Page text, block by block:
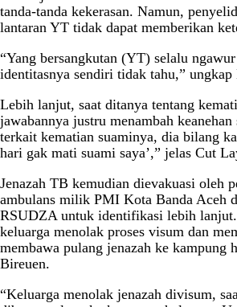
tanda-tanda kekerasan. Namun,
lantaran YT tidak dapat memberikan
“Yang bersangkutan (YT) selalu
identitasnya sendiri tidak tahu,” ungkap
Lebih lanjut, saat ditanya tentang
jawabannya justru menambah
terkait kematian suaminya, dia bilang
hari gak mati suami saya’,” jelas Cut
Jenazah TB kemudian dievakuasi oleh
ambulans milik PMI Kota Banda Aceh
RSUDZA untuk identifikasi lebih
keluarga menolak proses visum dan
membawa pulang jenazah ke kampung
Bireuen.
“Keluarga menolak jenazah divisum,